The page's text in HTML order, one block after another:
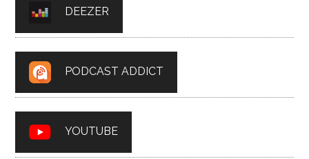
DEEZER
PODCAST ADDICT
YOUTUBE